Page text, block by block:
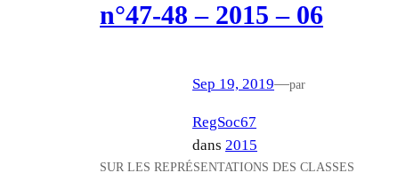
n°47-48 – 2015 – 06
Sep 19, 2019—par
RegSoc67
dans 2015
SUR LES REPRÉSENTATIONS DES CLASSES